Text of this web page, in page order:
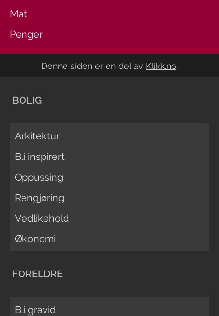
Mat
Penger
Denne siden er en del av Klikk.no.
BOLIG
Arkitektur
Bli inspirert
Oppussing
Rengjøring
Vedlikehold
Økonomi
FORELDRE
Bli gravid